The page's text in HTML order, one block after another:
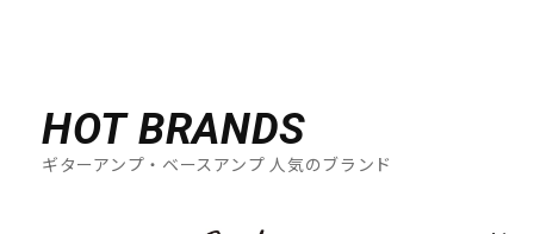
HOT BRANDS
ギターアンプ・ベースアンプ 人気のブランド